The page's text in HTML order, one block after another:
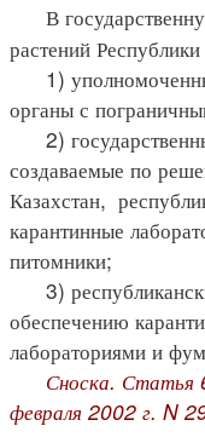
В
растений
1)
органы с
2)
создаваемые по
Казахстан,
карантинные
питомники;
3)
обеспечению
лабораториями и
Сноска. Статья
февраля 2002 г. N